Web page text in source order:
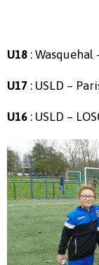
U18 : Wasquehal
U17 : USLD –
U16 : USLD –